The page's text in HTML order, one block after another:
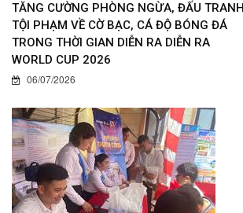
TĂNG CƯỜNG PHÒNG NGỪA, ĐẤU TRANH
TỘI PHẠM VỀ CỜ BẠC, CÁ ĐỘ BÓNG ĐÁ
TRONG THỜI GIAN DIỄN RA DIỄN RA
WORLD CUP 2026
06/07/2026